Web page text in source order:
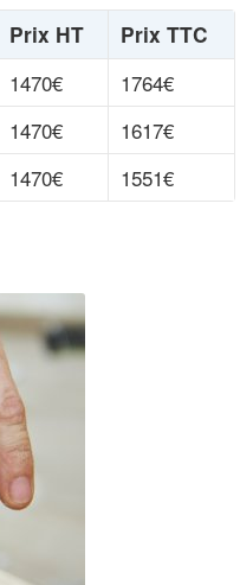
Prix HT
Prix TTC
1470€
1764€
1470€
1617€
1470€ 1551€